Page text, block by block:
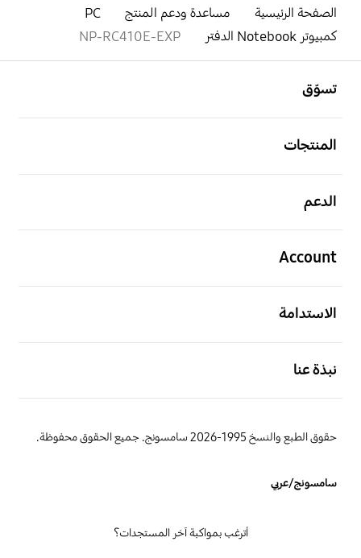
الصفحة الرئيسية مساعدة ودعم المنتج
PC
كمبيوتر Notebook الدفتر
NP-RC410E-EXP
تسوّق
المنتجات
الدعم
Account
الاستدامة
نبذة عنا
حقوق الطبع والنسخ 1995-2026 سامسونج. جميع الحقوق محفوظة.
سامسونج/عربي
أترغب بمواكبة آخر المستجدات؟